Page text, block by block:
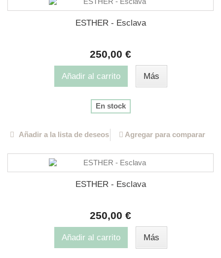
ESTHER - Esclava
250,00 €
Añadir al carrito Más
En stock
Añadir a la lista de deseos Agregar para comparar
ESTHER - Esclava
250,00 €
Añadir al carrito Más